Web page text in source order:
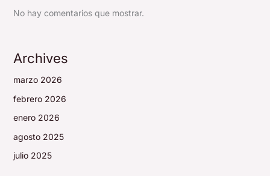
No hay comentarios que mostrar.
Archives
marzo 2026
febrero 2026
enero 2026
agosto 2025
julio 2025